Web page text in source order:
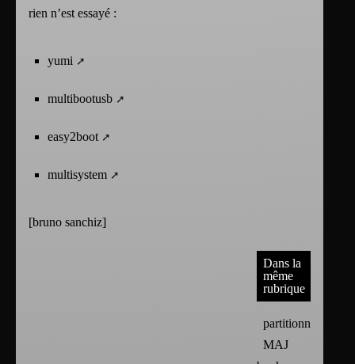
rien n’est essayé :
yumi
multibootusb
easy2boot
multisystem
[bruno sanchiz]
Dans la
même
rubrique
partitionnement
MAJ